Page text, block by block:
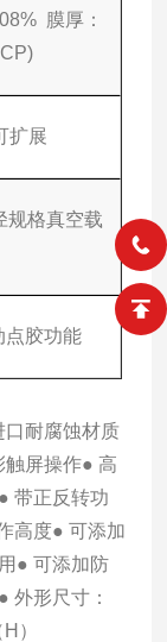
膜厚：
扩展
规格真空载
点胶功能
口耐腐蚀材质
触屏操作● 高
● 带正反转功
高度● 可添加
● 可添加防
● 外形尺寸：
）